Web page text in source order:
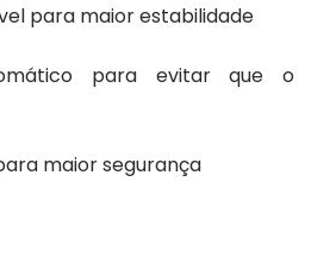
para maior estabilidade
para evitar que o
maior segurança